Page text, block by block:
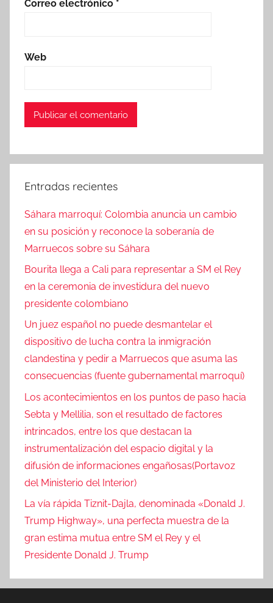
Correo electrónico *
Web
Entradas recientes
Sáhara marroquí: Colombia anuncia un cambio
en su posición y reconoce la soberanía de
Marruecos sobre su Sáhara
Bourita llega a Cali para representar a SM el Rey
en la ceremonia de investidura del nuevo
presidente colombiano
Un juez español no puede desmantelar el
dispositivo de lucha contra la inmigración
clandestina y pedir a Marruecos que asuma las
consecuencias (fuente gubernamental marroquí)
Los acontecimientos en los puntos de paso hacia
Sebta y Mellilia, son el resultado de factores
intrincados, entre los que destacan la
instrumentalización del espacio digital y la
difusión de informaciones engañosas(Portavoz
del Ministerio del Interior)
La vía rápida Tiznit-Dajla, denominada «Donald J.
Trump Highway», una perfecta muestra de la
gran estima mutua entre SM el Rey y el
Presidente Donald J. Trump